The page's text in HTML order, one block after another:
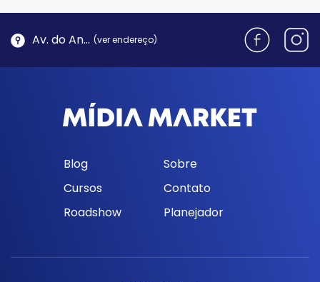
Av. do Antão, 1762 - Morro da Cruz | Florianópolis (ver endereço)
Blog
Sobre
Cursos
Contato
Roadshow
Planejador